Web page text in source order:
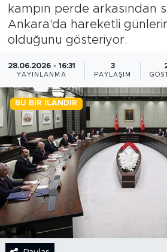
kampın perde arkasından
Ankara'da hareketli
olduğunu gösteriyor.
28.06.2026 - 16:31
YAYINLANMA
3
PAYLAŞIM
BU BIR İLANDIR
GÜNCEL
KARİKATÜR
BİLİM-TEKNOLOJİ
RÖPÖRTAJ
ANALİZ
NOSTALJİ
KULİS
YAZARLAR
Son Dakika Haberleri
Haber Arşivi